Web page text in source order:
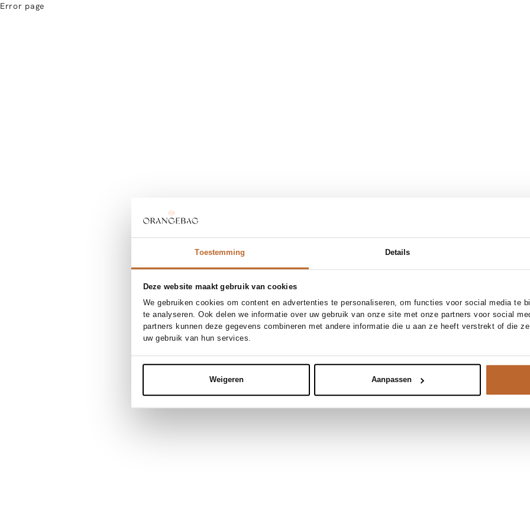
Toestemming Details
Deze website maakt gebruik van cookies
We gebruiken cookies om content en advertenties te personaliseren, om functies voor social media te
te analyseren. Ook delen we informatie over uw gebruik van onze site met onze partners voor social
partners kunnen deze gegevens combineren met andere informatie die u aan ze heeft verstrekt of die
uw gebruik van hun services.
Weigeren Aanpassen
Error page